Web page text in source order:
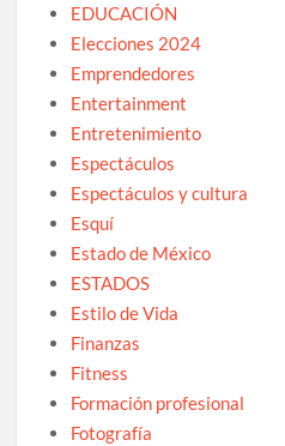
EDUCACIÓN
Elecciones 2024
Emprendedores
Entertainment
Entretenimiento
Espectáculos
Espectáculos y cultura
Esquí
Estado de México
ESTADOS
Estilo de Vida
Finanzas
Fitness
Formación profesional
Fotografía